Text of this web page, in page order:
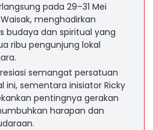
pada 29–31 Mei
menghadirkan
budaya dan spiritual yang
ribu pengunjung lokal
semangat persatuan
ini, sementara inisiator Ricky
pentingnya gerakan
harapan dan